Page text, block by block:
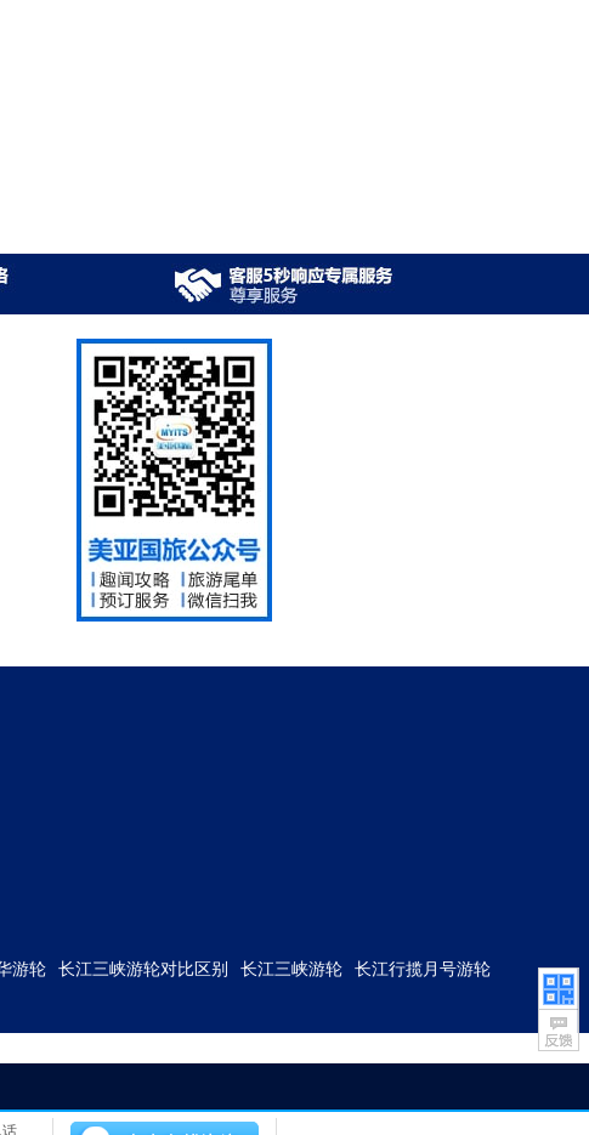
游轮 长江三峡游轮对比区别 长江三峡游轮
长江行揽月号游轮